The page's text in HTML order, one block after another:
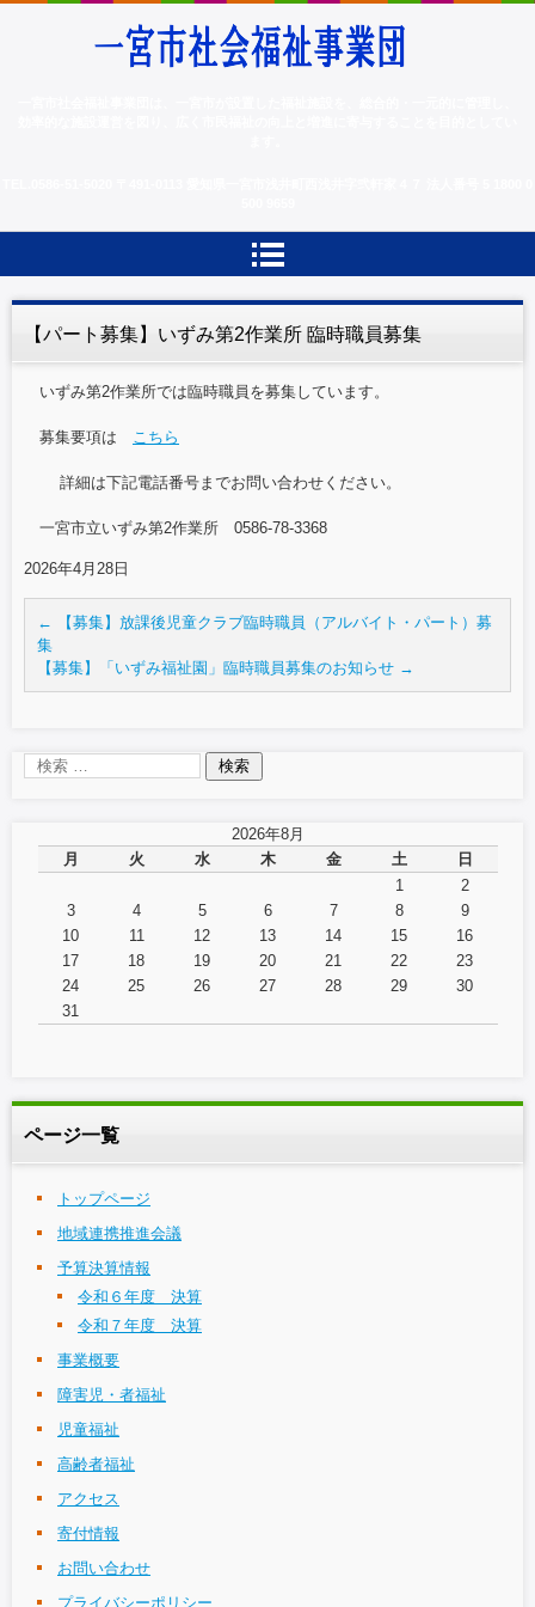
【パート募集】いずみ第2作業所 臨時職員募集
いずみ第2作業所では臨時職員を募集しています。
募集要項は こちら
詳細は下記電話番号までお問い合わせください。
一宮市立いずみ第2作業所 0586-78-3368
2026年4月28日
←
【募集】放課後児童クラブ臨時職員（アルバイト・パート）募
集
【募集】「いずみ福祉園」臨時職員募集のお知らせ →
2026年8月
月
火 水 木 金 土
日
1
2
3
4 5 6 7 8
9
10
11 12 13 14 15
16
17
18 19 20 21 22
23
24
25 26 27 28 29
30
31
ページ一覧
トップページ
地域連携推進会議
予算決算情報
令和６年度 決算
令和７年度 決算
事業概要
障害児・者福祉
児童福祉
高齢者福祉
アクセス
寄付情報
お問い合わせ
プライバシーポリシー